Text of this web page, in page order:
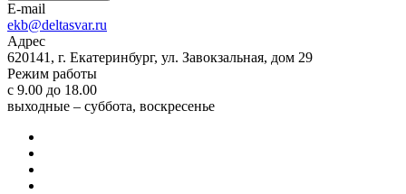
E-mail
ekb@deltasvar.ru
Адрес
620141, г. Екатеринбург, ул. Завокзальная, дом 29
Режим работы
с 9.00 до 18.00
выходные – суббота, воскресенье